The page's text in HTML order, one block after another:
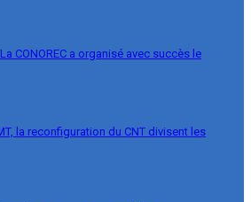
CONOREC a organisé avec succès le
la reconfiguration du CNT divisent les